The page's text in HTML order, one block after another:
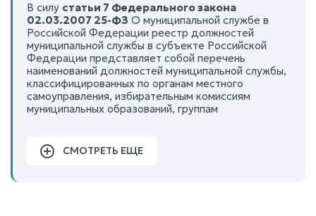
В силу статьи 7 Федерального закона
02.03.2007 25-ФЗ О муниципальной службе в
Российской Федерации реестр должностей
муниципальной службы в субъекте Российской
Федерации представляет собой перечень
наименований должностей муниципальной службы,
классифицированных по органам местного
самоуправления, избирательным комиссиям
муниципальных образований, группам
СМОТРЕТЬ ЕЩЕ